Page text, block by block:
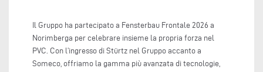
Il Gruppo ha partecipato a Fensterbau Frontale 2026 a
Norimberga per celebrare insieme la propria forza nel
PVC. Con l’ingresso di Stürtz nel Gruppo accanto a
Someco, offriamo la gamma più avanzata di tecnologie,